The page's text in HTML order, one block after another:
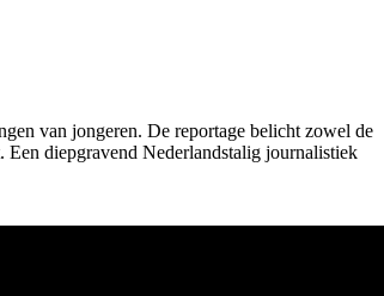
van jongeren. De reportage belicht zowel de
Een diepgravend Nederlandstalig journalistiek